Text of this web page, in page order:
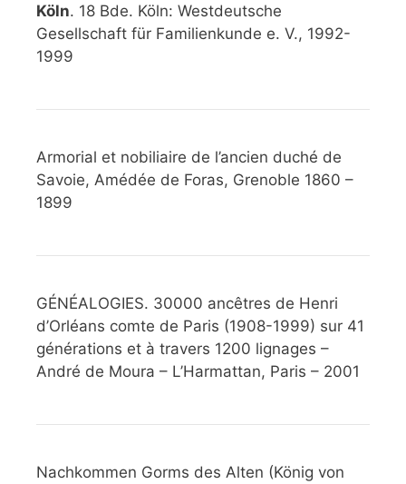
Köln. 18 Bde. Köln: Westdeutsche
Gesellschaft für Familienkunde e. V., 1992-
1999
Armorial et nobiliaire de l’ancien duché de
Savoie, Amédée de Foras, Grenoble 1860 –
1899
GÉNÉALOGIES. 30000 ancêtres de Henri
d’Orléans comte de Paris (1908-1999) sur 41
générations et à travers 1200 lignages –
André de Moura – L’Harmattan, Paris – 2001
Nachkommen Gorms des Alten (König von